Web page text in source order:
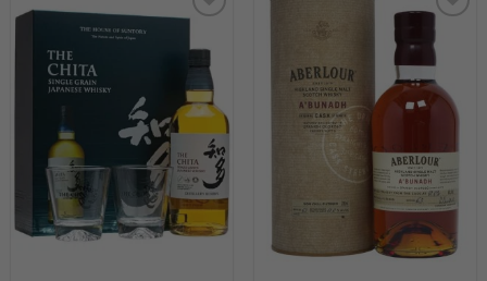
WISHLIST
ADD TO
WISHLIST